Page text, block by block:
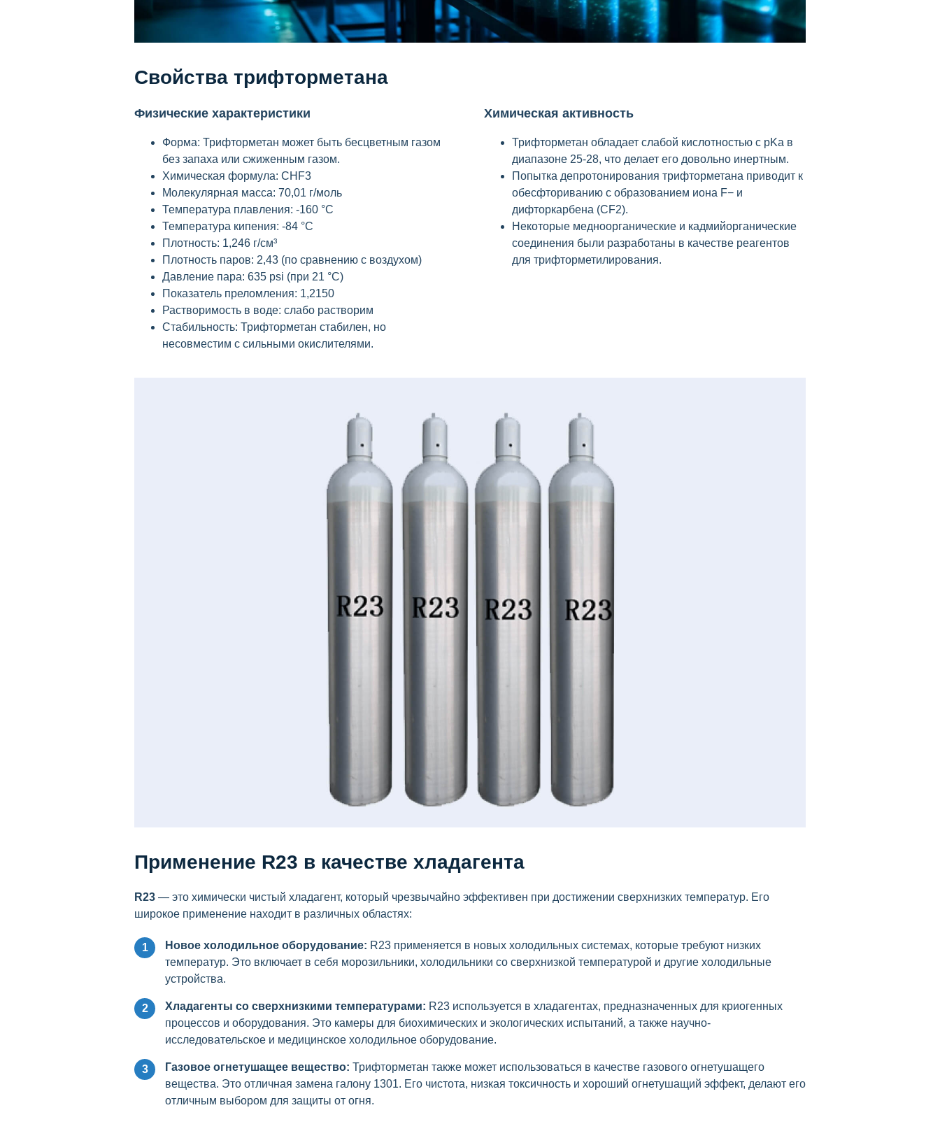
Свойства трифторметана
Физические характеристики
Форма: Трифторметан может быть бесцветным газом
без запаха или сжиженным газом.
Химическая формула: CHF3
Молекулярная масса: 70,01 г/моль
Температура плавления: -160 °C
Температура кипения: -84 °C
Плотность: 1,246 г/см³
Плотность паров: 2,43 (по сравнению с воздухом)
Давление пара: 635 psi (при 21 °C)
Показатель преломления: 1,2150
Растворимость в воде: слабо растворим
Стабильность: Трифторметан стабилен, но
несовместим с сильными окислителями.
Химическая активность
Трифторметан обладает слабой кислотностью с pKa в
диапазоне 25-28, что делает его довольно инертным.
Попытка депротонирования трифторметана приводит к
обесфториванию с образованием иона F− и
дифторкарбена (CF2).
Некоторые медноорганические и кадмийорганические
соединения были разработаны в качестве реагентов
для трифторметилирования.
Применение R23 в качестве хладагента
R23 — это химически чистый хладагент, который чрезвычайно эффективен при достижении сверхнизких температур. Его
широкое применение находит в различных областях:
1 Новое холодильное оборудование: R23 применяется в новых холодильных системах, которые требуют низких
температур. Это включает в себя морозильники, холодильники со сверхнизкой температурой и другие холодильные
устройства.
2 Хладагенты со сверхнизкими температурами: R23 используется в хладагентах, предназначенных для криогенных
процессов и оборудования. Это камеры для биохимических и экологических испытаний, а также научно-
исследовательское и медицинское холодильное оборудование.
3 Газовое огнетушащее вещество: Трифторметан также может использоваться в качестве газового огнетушащего
вещества. Это отличная замена галону 1301. Его чистота, низкая токсичность и хороший огнетушащий эффект, делают его
отличным выбором для защиты от огня.